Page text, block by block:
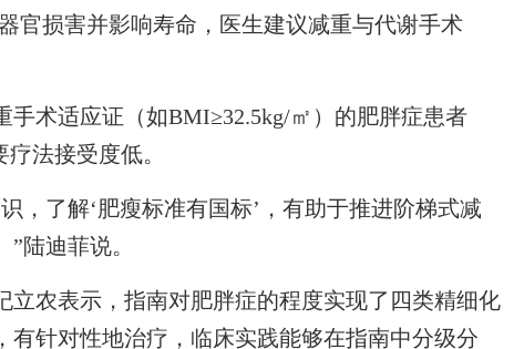
官损害并影响寿命，医生建议减重与代谢手术
术适应证（如BMI≥32.5kg/㎡）的肥胖症患者
法接受度低。
了解‘肥瘦标准有国标’，有助于推进阶梯式减
陆迪菲说。
农表示，指南对肥胖症的程度实现了四类精细化
针对性地治疗，临床实践能够在指南中分级分